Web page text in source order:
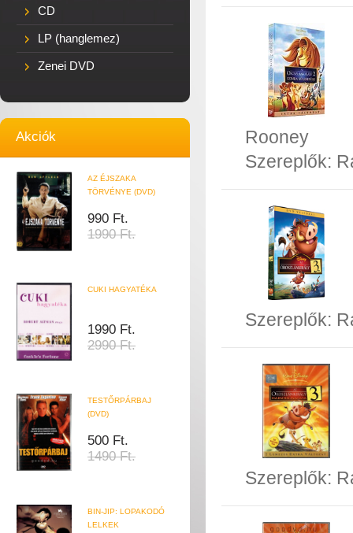
CD
LP (hanglemez)
Zenei DVD
Akciók
AZ ÉJSZAKA
TÖRVÉNYE (DVD)
990 Ft.
1990 Ft.
CUKI HAGYATÉKA
1990 Ft.
2990 Ft.
TESTŐRPÁRBAJ
(DVD)
500 Ft.
1490 Ft.
BIN-JIP: LOPAKODÓ
LELKEK
Rooney
Szereplők:
Szereplők:
Szereplők: